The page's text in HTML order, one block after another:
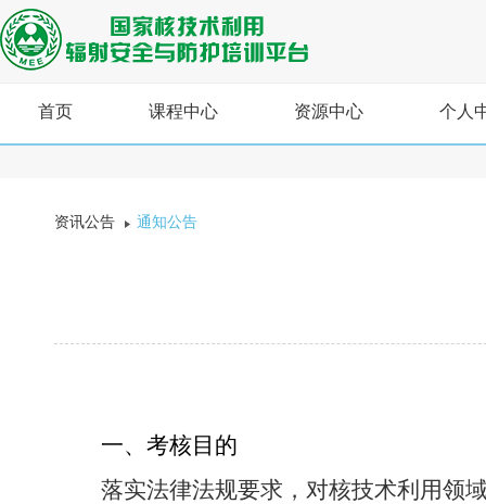
首页 课程中心 资源中心 个人
资讯公告 通知公告
一、考核目的
落实法律法规要求，对核技术利用领